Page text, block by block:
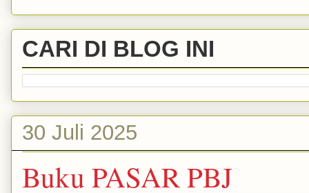
CARI DI BLOG INI
30 Juli 2025
Buku PASAR PBJ